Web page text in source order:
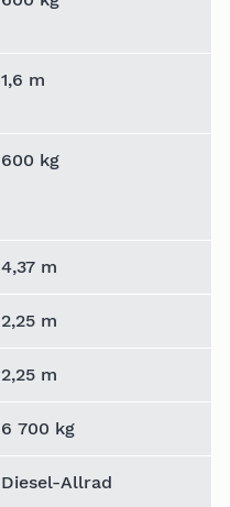
1,6 m
600 kg
4,37 m
2,25 m
2,25 m
6 700 kg
Diesel-Allrad